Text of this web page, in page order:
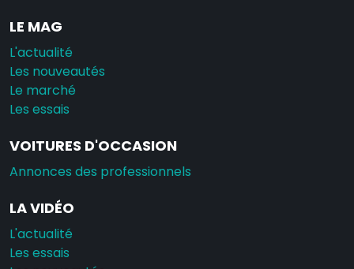
LE MAG
L'actualité
Les nouveautés
Le marché
Les essais
VOITURES D'OCCASION
Annonces des professionnels
LA VIDÉO
L'actualité
Les essais